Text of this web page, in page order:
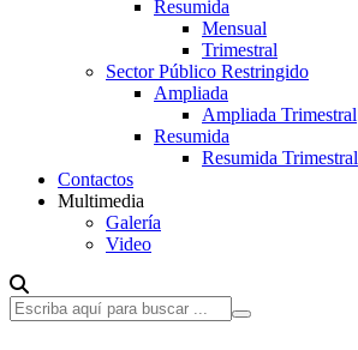
Resumida
Mensual
Trimestral
Sector Público Restringido
Ampliada
Ampliada Trimestral
Resumida
Resumida Trimestral
Contactos
Multimedia
Galería
Video